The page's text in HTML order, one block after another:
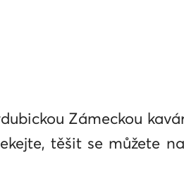
Zámeckou
těšit se můžete